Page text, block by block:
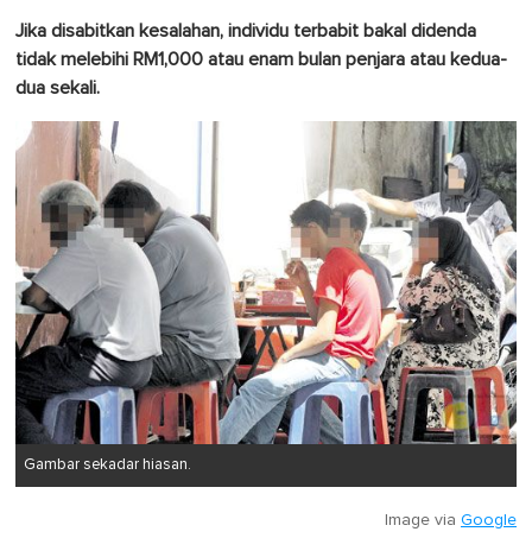
Jika disabitkan kesalahan, individu terbabit bakal didenda
tidak melebihi RM1,000 atau enam bulan penjara atau kedua-
dua sekali.
Gambar sekadar hiasan.
Image via Google